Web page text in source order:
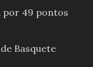
por 49 pontos
Basquete